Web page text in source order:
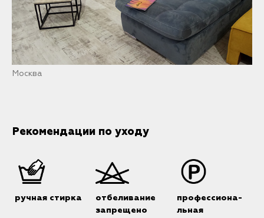
Москва
Рекомендации по уходу
ручная стирка
отбеливание
запрещено
профессиона-
льная